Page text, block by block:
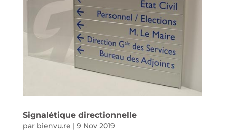
Signalétique directionnelle
par bienvu.re | 9 Nov 2019